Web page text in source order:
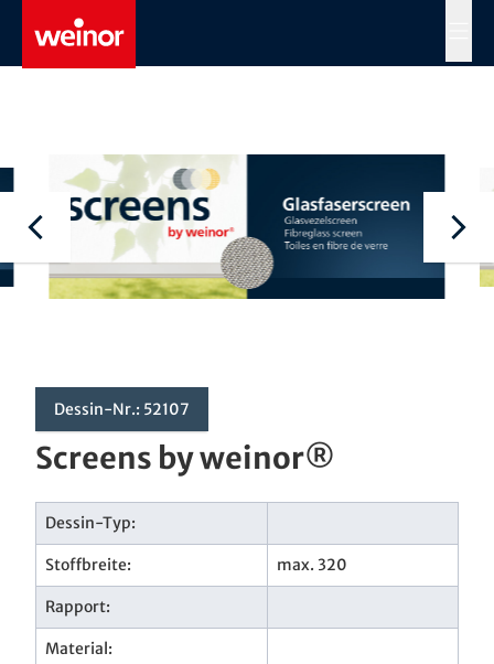
Skip to main content
Dessin-Nr.: 52107
Screens by weinor®
Dessin-Typ:
Stoffbreite: max. 320
Rapport:
Material: